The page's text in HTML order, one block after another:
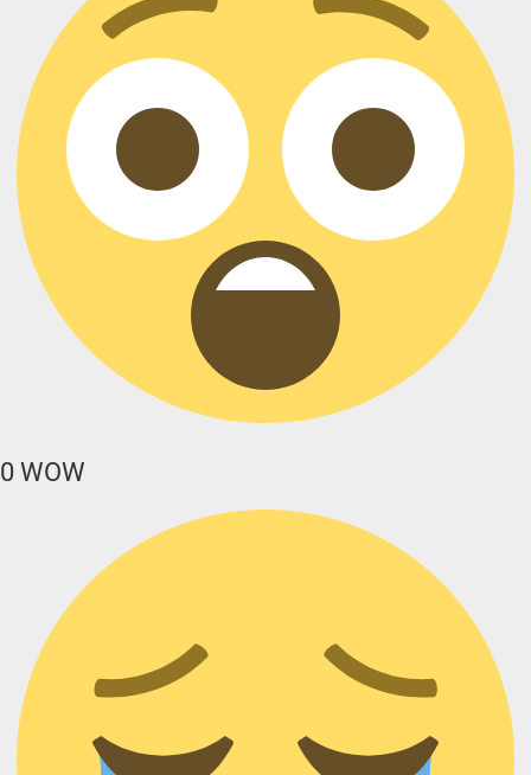
0 WOW